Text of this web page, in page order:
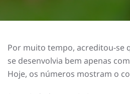
Por muito tempo, acreditou-se
se desenvolvia bem apenas
Hoje, os números mostram o